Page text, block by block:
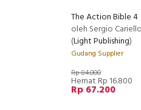
The Action Bible 4
oleh Sergio Cariello
(Light Publishing)
Gudang Supplier
Rp 84.000
Hemat Rp 16.800
Rp 67.200